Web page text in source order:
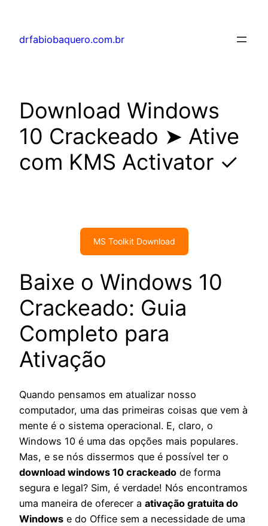
drfabiobaquero.com.br
Download Windows
10 Crackeado ➤ Ative
com KMS Activator ✓
MS Toolkit Download
Baixe o Windows 10
Crackeado: Guia
Completo para
Ativação
Quando pensamos em atualizar nosso
computador, uma das primeiras coisas que vem à
mente é o sistema operacional. E, claro, o
Windows 10 é uma das opções mais populares.
Mas, e se nós dissermos que é possível ter o
download windows 10 crackeado de forma
segura e legal? Sim, é verdade! Nós encontramos
uma maneira de oferecer a ativação gratuita do
Windows e do Office sem a necessidade de uma